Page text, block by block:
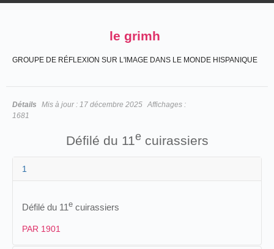
le grimh
GROUPE DE RÉFLEXION SUR L'IMAGE DANS LE MONDE HISPANIQUE
Détails Mis à jour : 17 décembre 2025 Affichages :
1681
Défilé du 11ecuirassiers
1
Défilé du 11e cuirassiers
PAR 1901